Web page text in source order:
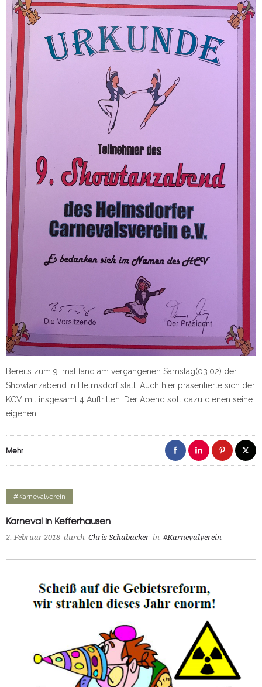
Bereits zum 9. mal fand am vergangenen Samstag(03.02) der
Showtanzabend in Helmsdorf statt. Auch hier präsentierte sich der
KCV mit insgesamt 4 Auftritten. Der Abend soll dazu dienen seine
eigenen
Mehr
#Karnevalverein
Karneval in Kefferhausen
2. Februar 2018 durch Chris Schabacker in #Karnevalverein